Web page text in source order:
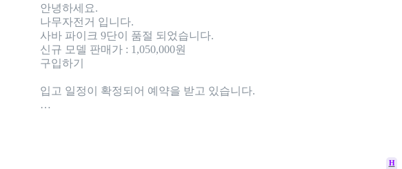
안녕하세요.
나무자전거 입니다.
사바 파이크 9단이 품절 되었습니다.
신규 모델 판매가 : 1,050,000원
구입하기
입고 일정이 확정되어 예약을 받고 있습니다.
…
H